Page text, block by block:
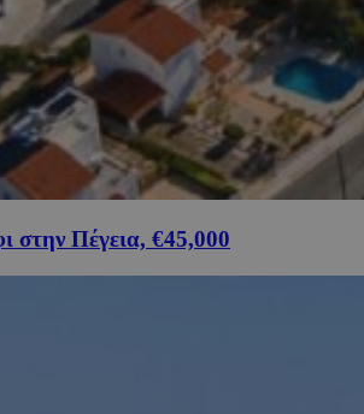
στην Πέγεια, €45,000